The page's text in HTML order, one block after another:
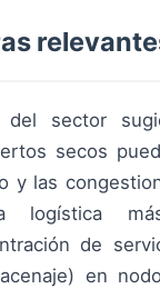
del sector
secos
y las
logística
de
en